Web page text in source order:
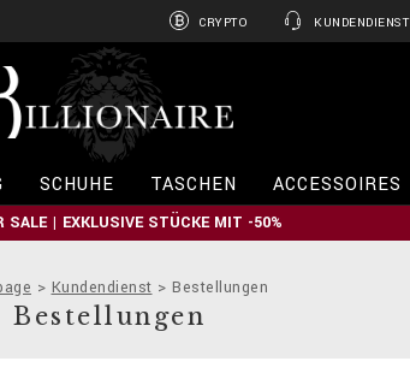
CRYPTO KUNDENDIENST
l
o
n
a
e
SCHUHE TASCHEN ACCESSOIRES
SALE | EXKLUSIVE STÜCKE MIT -50%
Kundendienst Bestellungen
Bestellungen